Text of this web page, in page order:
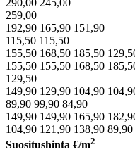
290,00 245,00
259,00
192,90 165,90 151,90
115,50 115,50
155,50 168,50 185,50
155,50 155,50 168,50
129,50
149,90 129,90 104,90
89,90 99,90 84,90
149,90 149,90 165,90
104,90 121,90 138,90 89,90
Suositushinta €/m2